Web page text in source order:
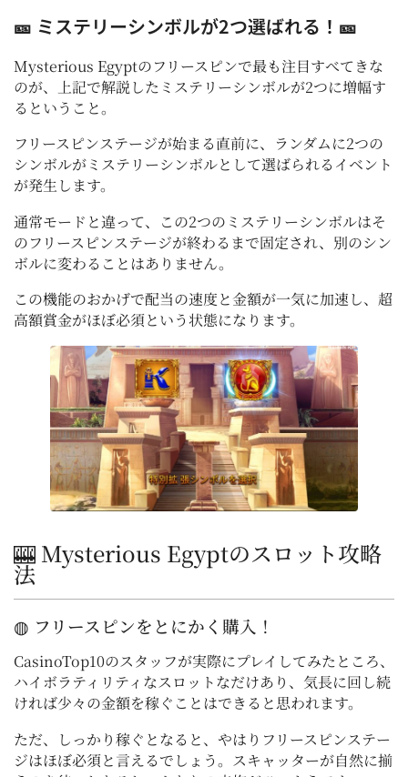
🎫 ミステリーシンボルが2つ選ばれる！🎫
Mysterious Egyptのフリースピンで最も注目すべてきな
のが、上記で解説したミステリーシンボルが2つに増幅す
るということ。
フリースピンステージが始まる直前に、ランダムに2つの
シンボルがミステリーシンボルとして選ばられるイベント
が発生します。
通常モードと違って、この2つのミステリーシンボルはそ
のフリースピンステージが終わるまで固定され、別のシン
ボルに変わることはありません。
この機能のおかげで配当の速度と金額が一気に加速し、超
高額賞金がほぼ必須という状態になります。
🎰 Mysterious Egyptのスロット攻略
法
◍ フリースピンをとにかく購入！
CasinoTop10のスタッフが実際にプレイしてみたところ、
ハイボラティリティなスロットなだけあり、気長に回し続
ければ少々の金額を稼ぐことはできると思われます。
ただ、しっかり稼ぐとなると、やはりフリースピンステー
ジはほぼ必須と言えるでしょう。スキャッターが自然に揃